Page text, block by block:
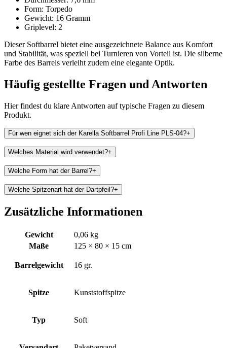
Form: Torpedo
Gewicht: 16 Gramm
Griplevel: 2
Dieser Softbarrel bietet eine ausgezeichnete Balance aus Komfort
und Stabilität, was speziell bei Turnieren von Vorteil ist. Die silberne
Farbe des Barrels verleiht zudem eine elegante Optik.
Häufig gestellte Fragen undAntworten
Hier findest du klare Antworten auf typische Fragen zu diesem
Produkt.
Für wen eignet sich der Karella Softbarrel Profi Line PLS-04?+
Welches Material wird verwendet?+
Welche Form hat der Barrel?+
Welche Spitzenart hat der Dartpfeil?+
Zusätzliche Informationen
Gewicht
0,06 kg
Maße
125 × 80 × 15 cm
Barrelgewicht 16 gr.
Spitze Kunststoffspitze
Typ Soft